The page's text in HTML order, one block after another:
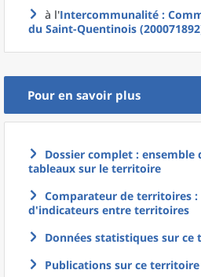
à l'Intercommunalité :
du Saint-Quentinois
Pour en savoir plus
Dossier complet : ensemble
tableaux sur le territoire
Comparateur de territoires
d'indicateurs entre territoires
Données statistiques sur
Publications sur ce territoire